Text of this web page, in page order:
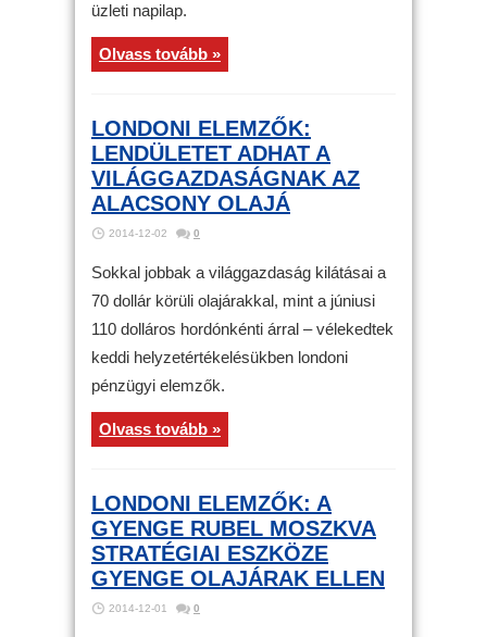
üzleti napilap.
Olvass tovább »
LONDONI ELEMZŐK:
LENDÜLETET ADHAT A
VILÁGGAZDASÁGNAK AZ
ALACSONY OLAJÁ
2014-12-02 0
Sokkal jobbak a világgazdaság kilátásai a
70 dollár körüli olajárakkal, mint a júniusi
110 dolláros hordónkénti árral – vélekedtek
keddi helyzetértékelésükben londoni
pénzügyi elemzők.
Olvass tovább »
LONDONI ELEMZŐK: A
GYENGE RUBEL MOSZKVA
STRATÉGIAI ESZKÖZE
GYENGE OLAJÁRAK ELLEN
2014-12-01 0